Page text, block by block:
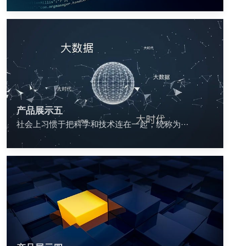
产品展示五
社会上习惯于把科学和技术连在一起，统称为···